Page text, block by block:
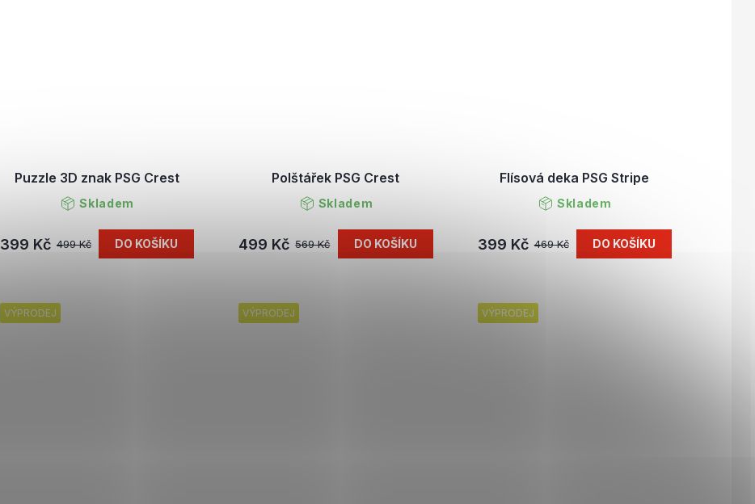
Puzzle 3D znak PSG Crest
Skladem
499 Kč
399 Kč DO KOŠÍKU
Polštářek PSG Crest
Skladem
569 Kč
499 Kč DO KOŠÍKU
Flísová deka PSG Stripe
Skladem
469 Kč
399 Kč DO KOŠÍKU
VÝPRODEJ VÝPRODEJ VÝPRODEJ